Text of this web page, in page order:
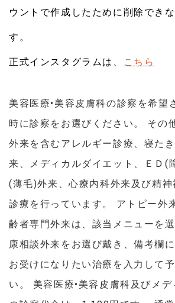
ウントで作成したために削除でき
す。
正式インスタグラムは、 こちら
美容医療•美容皮膚科の診察を希望
時に診察をお選びください。 その
外来を含むアレルギー診療、寝た
来、メディカルダイエット、ＥＤ(
(薄毛)外来、心療内科外来及び精
診療を行っています。 アトピー外
齢者専門外来は、該当メニューを
康相談外来をお選び戴き、備考欄
お受けになりたい治療を入力して
い。 美容医療•美容皮膚科及びメデ